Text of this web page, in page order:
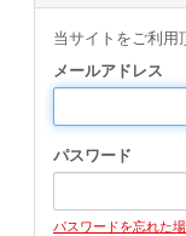
CONTACT
FC Menu
当サイトをご利用
メールアドレス
パスワード
パスワードを忘れた